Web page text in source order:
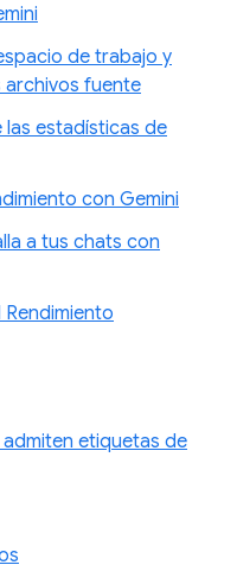
de trabajo y
archivos fuente
las estadísticas de
con Gemini
a tus chats con
Rendimiento
etiquetas de